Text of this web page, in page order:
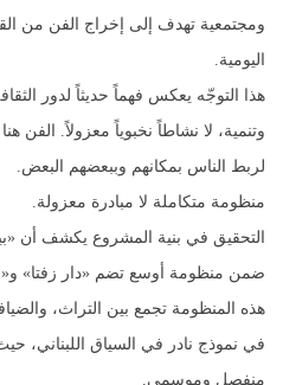
ومجتمعية تهدف إلى إخراج الفن من
اليومية.
هذا التوجّه يعكس فهماً حديثاً لدور
وتنمية، لا نشاطاً نخبوياً معزولاً. الفن
لربط الناس بمكانهم وببعضهم البعض.
منظومة متكاملة لا مبادرة معزولة.
التحقيق في بنية المشروع يكشف أن
ضمن منظومة أوسع تضم «دار زفتا»
هذه المنظومة تجمع بين التراث،
في نموذج نادر في السياق اللبناني،
منفصل وموسمي.